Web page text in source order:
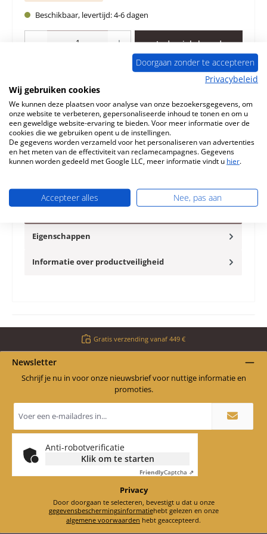
Beschikbaar, levertijd: 4-6 dagen
In de winkelmand
Vraag over het product
Origineel Bodemsteen rechts midden voor de Open
haard kit Schmid Lina TV 100 De fabrikant heeft de
Eigenschappen
Informatie over productveiligheid
Gratis verzending vanaf 449 €
Newsletter
Schrijf je nu in voor onze nieuwsbrief voor nuttige informatie en
promoties.
mailadres
Anti-robotverificatie
Klik om te starten
FriendlyCaptcha ⇗
Privacy
Door doorgaan te selecteren, bevestigt u dat u onze
gegevensbeschermingsinformatie
hebt gelezen en onze
algemene voorwaarden hebt geaccepteerd.
Doorgaan zonder te accepteren
Privacybeleid
Wij gebruiken cookies
We kunnen deze plaatsen voor analyse van onze bezoekersgegevens, om
onze website te verbeteren, gepersonaliseerde inhoud te tonen en om u
een geweldige website-ervaring te bieden. Voor meer informatie over de
cookies die we gebruiken opent u de instellingen.
De gegevens worden verzameld voor het personaliseren van advertenties
en het meten van de effectiviteit van reclamecampagnes. Gegevens
kunnen worden gedeeld met Google LLC, meer informatie vindt u hier.
Accepteer alles Nee, pas aan